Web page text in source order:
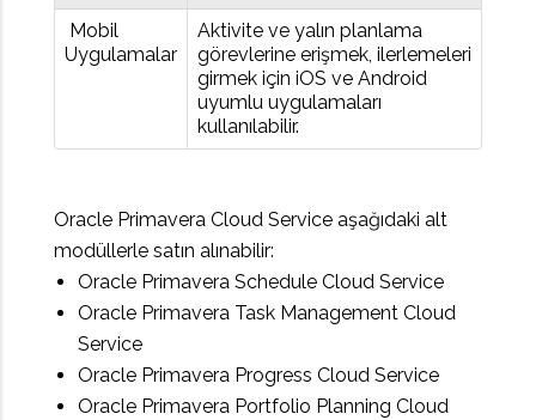
Mobil
Uygulamalar
Aktivite ve yalın planlama
görevlerine erişmek, ilerlemeleri
girmek için iOS ve Android
uyumlu uygulamaları
kullanılabilir.
Oracle Primavera Cloud Service aşağıdaki alt
modüllerle satın alınabilir:
Oracle Primavera Schedule Cloud Service
Oracle Primavera Task Management Cloud
Service
Oracle Primavera Progress Cloud Service
Oracle Primavera Portfolio Planning Cloud